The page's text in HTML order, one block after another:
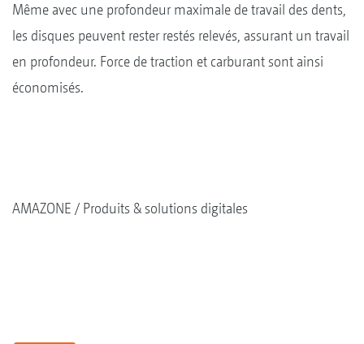
Même avec une profondeur maximale de travail des dents,
les disques peuvent rester restés relevés, assurant un travail
en profondeur. Force de traction et carburant sont ainsi
économisés.
AMAZONE Produits & solutions digitales